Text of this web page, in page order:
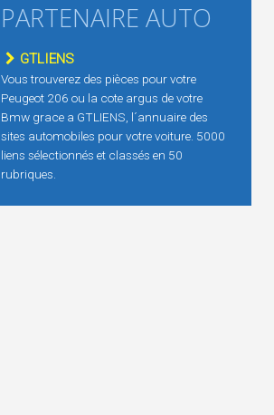
PARTENAIRE AUTO
GTLIENS
Vous trouverez des pièces pour votre
Peugeot 206 ou la cote argus de votre
Bmw grace a GTLIENS, l´annuaire des
sites automobiles pour votre voiture. 5000
liens sélectionnés et classés en 50
rubriques.